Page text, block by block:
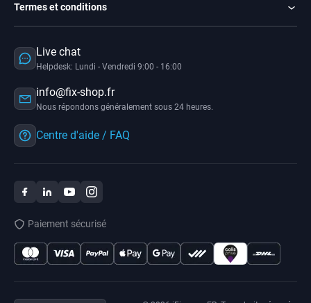
Termes et conditions
Live chat
Helpdesk: Lundi - Vendredi 9:00 - 16:00
info@fix-shop.fr
Nous répondons généralement sous 24 heures.
Centre d'aide / FAQ
Paiement sécurisé